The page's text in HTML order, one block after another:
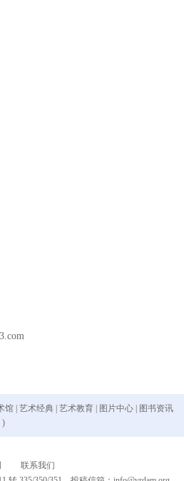
馆 艺术经典 艺术教育 图片中心
图书资讯
)
联系我们